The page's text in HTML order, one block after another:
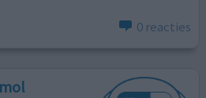
0 reacties